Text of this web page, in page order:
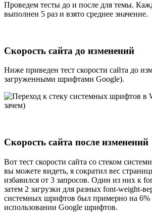
Проведем тесты до и после для темы.
выполнен 5 раз и взято среднее значение.
Скорость сайта до изменений
Ниже приведен тест скорости сайта до
загруженными шрифтами Google).
Скорость сайта после изменений
Вот тест скорости сайта со стеком
вы можете видеть, я сократил вес
избавился от 3 запросов. Один из них к
затем 2 загрузки для разных font-weight-
системных шрифтов был примерно на 6%
использовании Google шрифтов.